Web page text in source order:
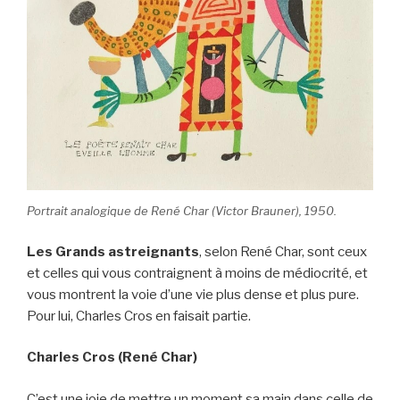
Portrait analogique de René Char (Victor Brauner), 1950.
Les Grands astreignants, selon René Char, sont ceux
et celles qui vous contraignent à moins de médiocrité, et
vous montrent la voie d’une vie plus dense et plus pure.
Pour lui, Charles Cros en faisait partie.
Charles Cros (René Char)